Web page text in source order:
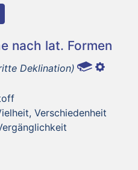
nach lat. Formen
Deklination)
Verschiedenheit